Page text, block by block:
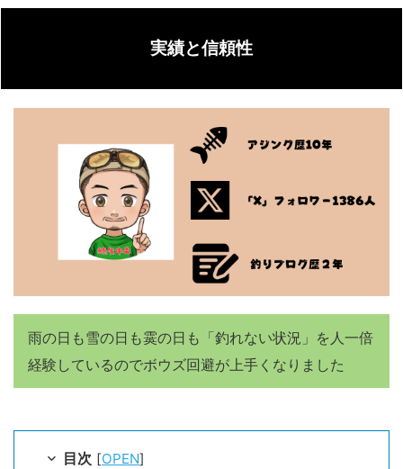
実績と信頼性
雨の日も雪の日も霙の日も「釣れない状況」を人一倍
経験しているのでボウズ回避が上手くなりました
目次 [OPEN]